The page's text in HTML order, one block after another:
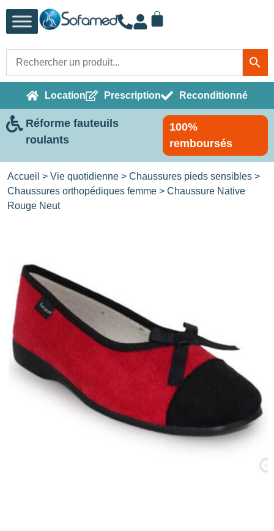
Location Prescription Reconditionné
Réforme fauteuils
roulants
100%
remboursés
Accueil > Vie quotidienne > Chaussures pieds sensibles >
Chaussures orthopédiques femme > Chaussure Native
Rouge Neut